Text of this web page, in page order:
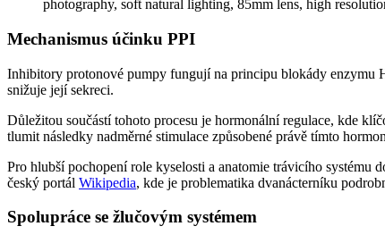
Mechanismus účinku PPI
Inhibitory protonové pumpy fungují na principu blokády enzymu
snižuje její sekreci.
Důležitou součástí tohoto procesu je hormonální regulace, kde
tlumit následky nadměrné stimulace způsobené právě tímto
Pro hlubší pochopení role kyselosti a anatomie trávicího systému
český portál Wikipedia, kde je problematika dvanácterníku
Spolupráce se žlučovým systémem